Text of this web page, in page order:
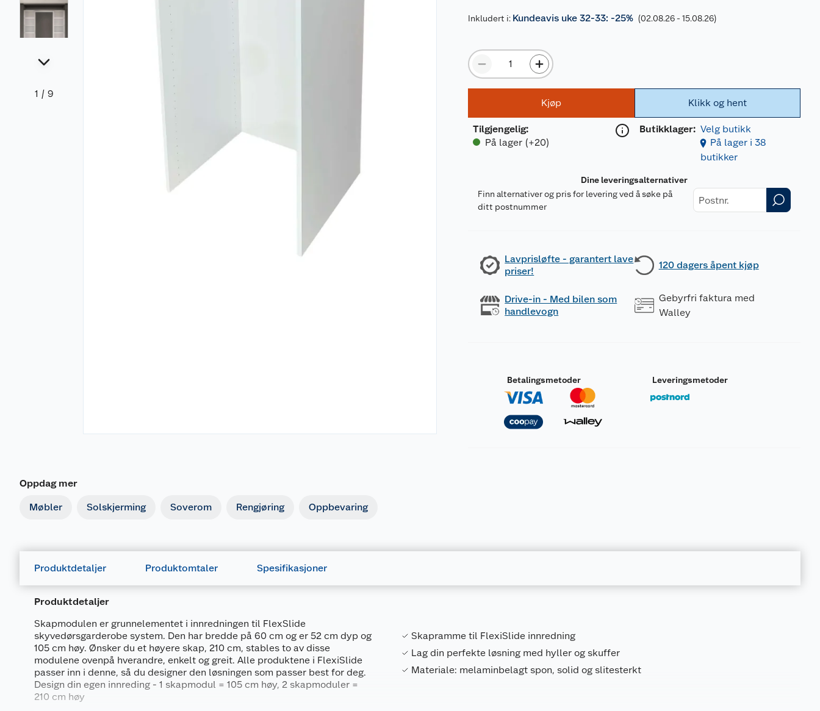
1 / 9
Oppdag mer
Møbler Solskjerming Soverom Rengjøring Oppbevaring
Inkludert i: Kundeavis uke 32-33: -25% (02.08.26 - 15.08.26)
Kjøp
Tilgjengelig:
På lager (+20)
Klikk og hent
Butikklager: Velg butikk
På lager i 38
butikker
Dine leveringsalternativer
Finn alternativer og pris for levering ved å søke på
ditt postnummer
Lavprisløfte - garantert lave
priser!
120 dagers åpent kjøp
Drive-in - Med bilen som
handlevogn
Gebyrfri faktura med
Walley
Betalingsmetoder Leveringsmetoder
Produktdetaljer Produktomtaler Spesifikasjoner
Produktdetaljer
Skapmodulen er grunnelementet i innredningen til FlexSlide
skyvedørsgarderobe system. Den har bredde på 60 cm og er 52 cm dyp og
105 cm høy. Ønsker du et høyere skap, 210 cm, stables to av disse
modulene ovenpå hverandre, enkelt og greit. Alle produktene i FlexiSlide
passer inn i denne, så du designer den løsningen som passer best for deg.
Design din egen innreding - 1 skapmodul = 105 cm høy, 2 skapmoduler =
210 cm høy
Skapramme til FlexiSlide innredning
Lag din perfekte løsning med hyller og skuffer
Materiale: melaminbelagt spon, solid og slitesterkt